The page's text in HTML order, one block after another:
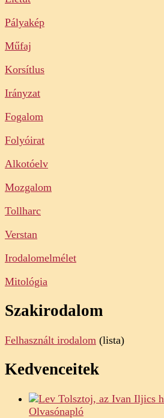
Pályakép
Műfaj
Korsítlus
Irányzat
Fogalom
Folyóirat
Alkotóelv
Mozgalom
Tollharc
Verstan
Irodalomelmélet
Mitológia
Szakirodalom
Felhasznált irodalom (lista)
Kedvenceitek
Olvasónapló